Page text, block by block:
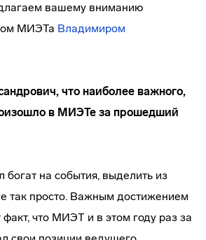
вашему вниманию
МИЭТа Владимиром
что наиболее важного,
в МИЭТе за прошедший
богат на события, выделить из
так просто. Важным достижением
что МИЭТ и в этом году раз за